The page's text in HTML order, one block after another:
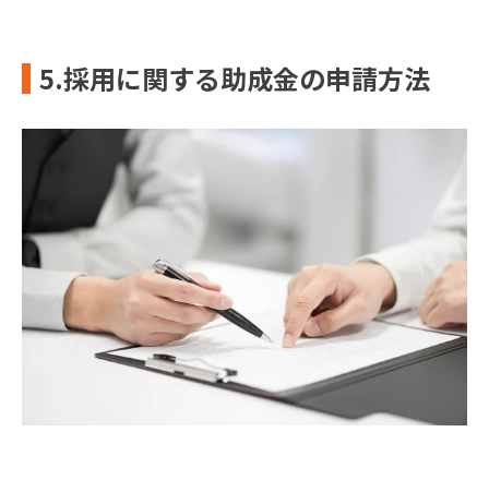
5.採用に関する助成金の申請方法